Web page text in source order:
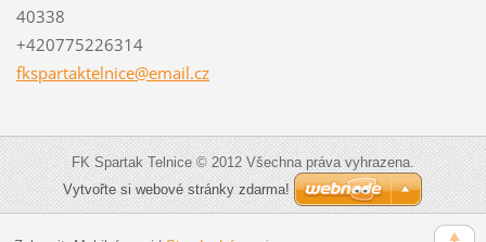
40338
+420775226314
fkspartaktelnice@email.cz
FK Spartak Telnice © 2012 Všechna práva vyhrazena.
Vytvořte si webové stránky zdarma!